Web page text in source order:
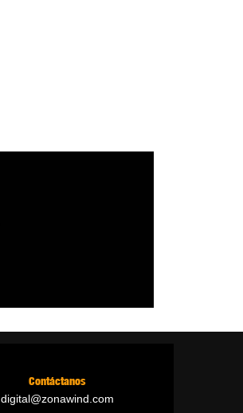
Contáctanos
digital@zonawind.com